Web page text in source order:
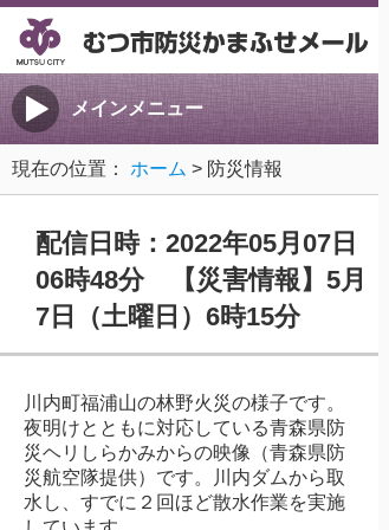
メインメニュー
現在の位置： ホーム > 防災情報
配信日時：2022年05月07日
06時48分 【災害情報】5月
7日（土曜日）6時15分
川内町福浦山の林野火災の様子です。
夜明けとともに対応している青森県防
災ヘリしらかみからの映像（青森県防
災航空隊提供）です。川内ダムから取
水し、すでに２回ほど散水作業を実施